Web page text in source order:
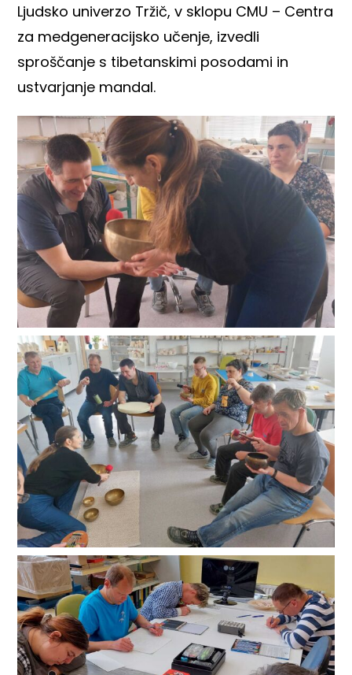
Ljudsko univerzo Tržič, v sklopu CMU – Centra
za medgeneracijsko učenje, izvedli
sproščanje s tibetanskimi posodami in
ustvarjanje mandal.